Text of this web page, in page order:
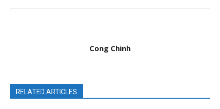
Cong Chinh
RELATED ARTICLES